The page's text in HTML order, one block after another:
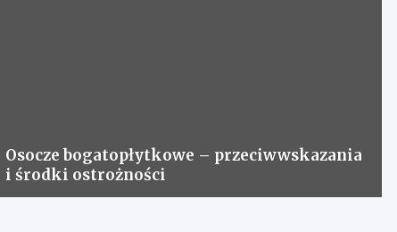
Osocze bogatopłytkowe – przeciwwskazania
i środki ostrożności